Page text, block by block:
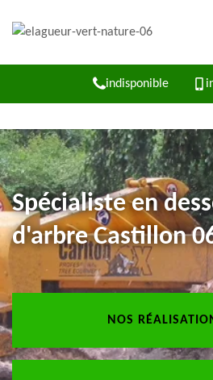
indisponible
Spécialiste en
d'arbre Castillon
NOS